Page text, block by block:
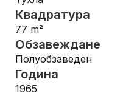
Квадратура
77 m²
Обзавеждане
Полуобзаведен
Година
1965